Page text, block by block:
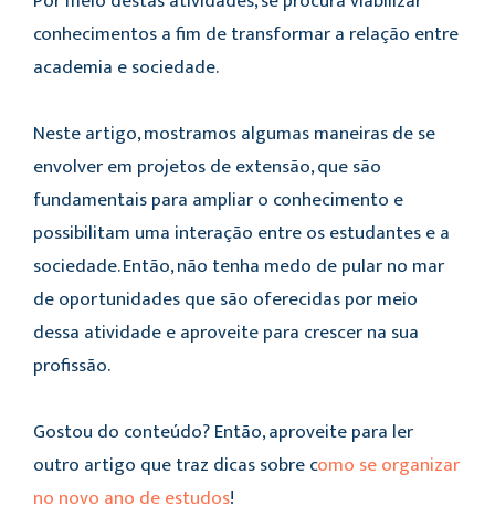
conhecimentos a fim de transformar a relação entre
academia e sociedade.
Neste artigo, mostramos algumas maneiras de se
envolver em projetos de extensão, que são
fundamentais para ampliar o conhecimento e
possibilitam uma interação entre os estudantes e a
sociedade. Então, não tenha medo de pular no mar
de oportunidades que são oferecidas por meio
dessa atividade e aproveite para crescer na sua
profissão.
Gostou do conteúdo? Então, aproveite para ler
outro artigo que traz dicas sobre como se organizar
no novo ano de estudos!